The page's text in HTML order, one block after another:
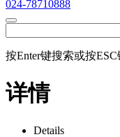
024-78710888
按Enter键搜索或按
详情
Details